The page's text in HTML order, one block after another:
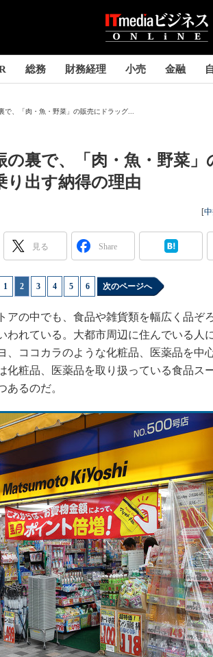
総務 財務経理 小売 金融
で、「肉・魚・野菜」の販売にドラッグ...
裏で、「肉・魚・野菜」
り出す納得の理由
[
見る Share
1 2 3 4 5 6 次のページへ
の中でも、食品や雑貨類を幅広く品ぞ
われている。大都市周辺に住んでいる人
、ココカラのような化粧品、医薬品を中
化粧品、医薬品を取り扱っている食品ス
あるのだ。